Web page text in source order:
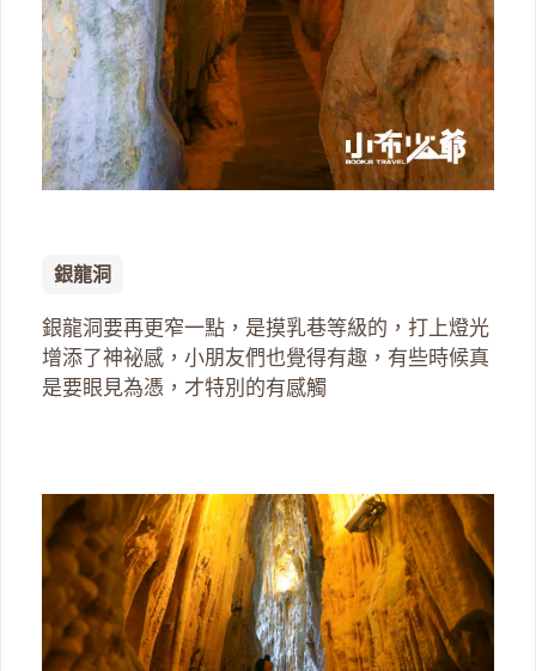
銀龍洞
銀龍洞要再更窄一點，是摸乳巷等級的，打上燈光
增添了神祕感，小朋友們也覺得有趣，有些時候真
是要眼見為憑，才特別的有感觸